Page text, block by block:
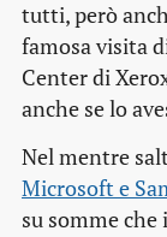
tutti, però
famosa visita
Center di
anche se lo
Nel mentre
Microsoft e
su somme